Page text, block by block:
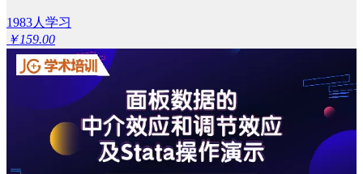
1983人学习
￥159.00